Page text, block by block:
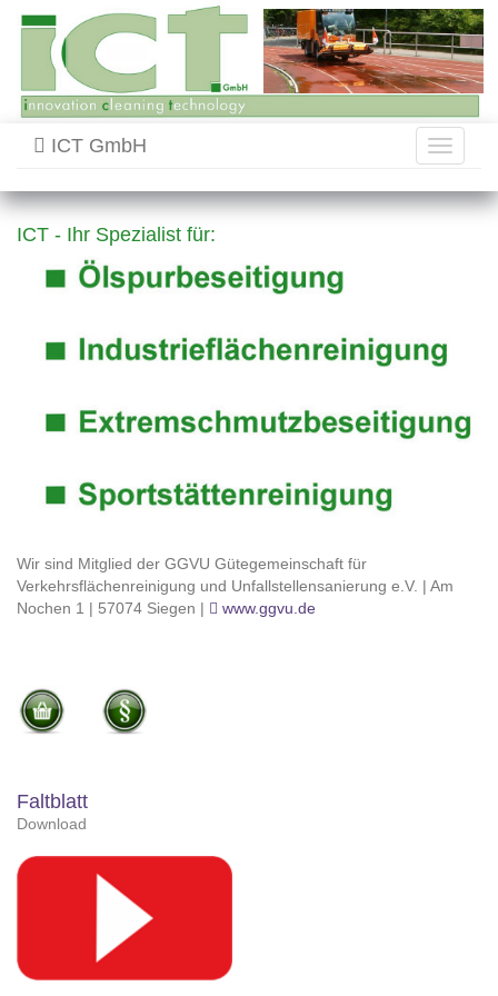
Toggle
ICT GmbH
ICT - Ihr Spezialist für:
Wir sind Mitglied der GGVU Gütegemeinschaft für
Verkehrsflächenreinigung und Unfallstellensanierung e.V. | Am
Nochen 1 | 57074 Siegen |
www.ggvu.de
Faltblatt
Download